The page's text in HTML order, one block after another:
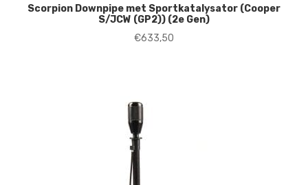
Scorpion Downpipe met Sportkatalysator (Cooper
S/JCW (GP2)) (2e Gen)
€633,50